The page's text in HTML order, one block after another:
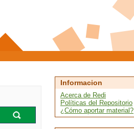
Informacion
Acerca de Redi
Políticas del Repositorio
¿Cómo aportar material?